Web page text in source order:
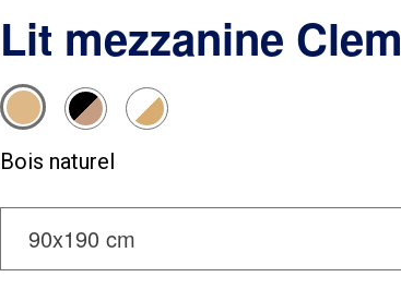
Lit mezzanine Clem
Bois naturel